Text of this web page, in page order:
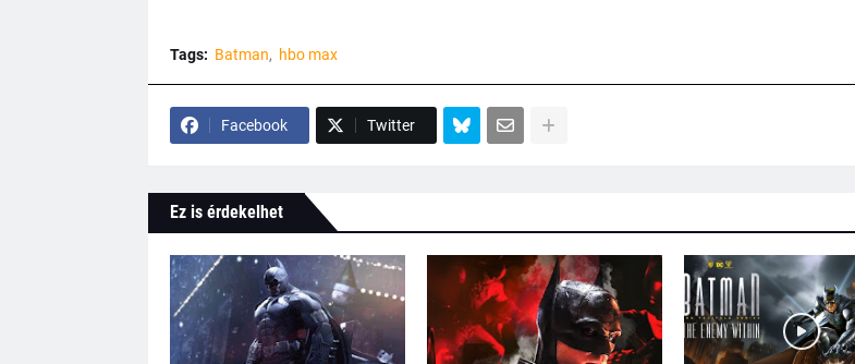
Tags: Batman hbo max
Facebook Twitter
Ez is érdekelhet